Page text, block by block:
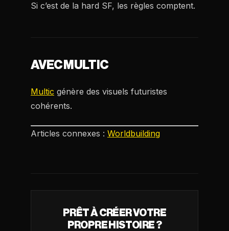
Si c’est de la hard SF, les règles comptent.
AVEC MULTIC
Multic génère des visuels futuristes
cohérents.
Articles connexes : Worldbuilding
PRÊT À CRÉER VOTRE
PROPRE HISTOIRE ?